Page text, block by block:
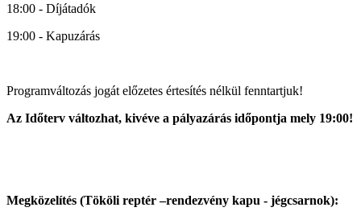
18:00 - Díjátadók
19:00 - Kapuzárás
Programváltozás jogát előzetes értesítés nélkül fenntartjuk!
Az Időterv változhat, kivéve a pályazárás időpontja mely 19:00!
Megközelítés (Tököli reptér –rendezvény kapu - jégcsarnok):